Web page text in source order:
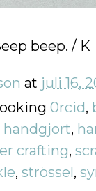
beep. / K
at juli 16,
0rcid,
handgjort,
crafting,
,strössel,